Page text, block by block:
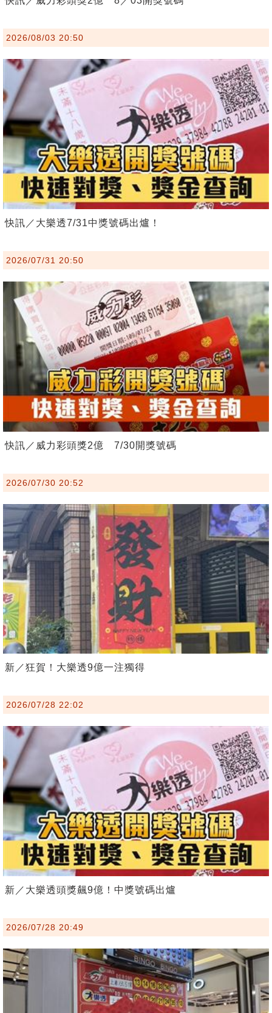
2026/08/03 20:50
快訊／大樂透7/31中獎號碼出爐！
2026/07/31 20:50
快訊／威力彩頭獎2億 7/30開獎號碼
2026/07/30 20:52
新／狂賀！大樂透9億一注獨得
2026/07/28 22:02
新／大樂透頭獎飆9億！中獎號碼出爐
2026/07/28 20:49